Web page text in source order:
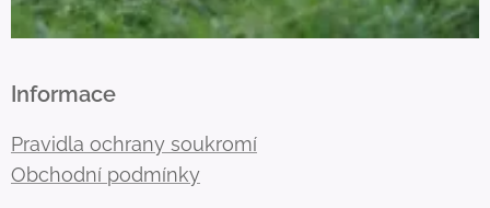
Informace
Pravidla ochrany soukromí
Obchodní podmínky